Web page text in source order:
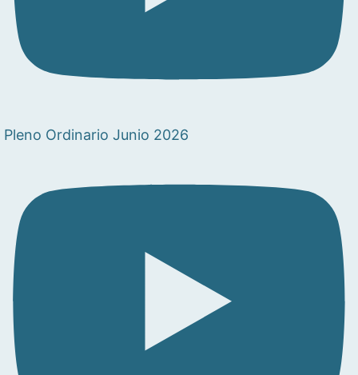
Pleno Ordinario Junio 2026